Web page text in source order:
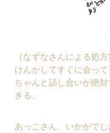
（なずなさんによる処方
けんかしてすぐに会っ
ちゃんと話し合いが絶
きる。
あっこさん、いかがでし